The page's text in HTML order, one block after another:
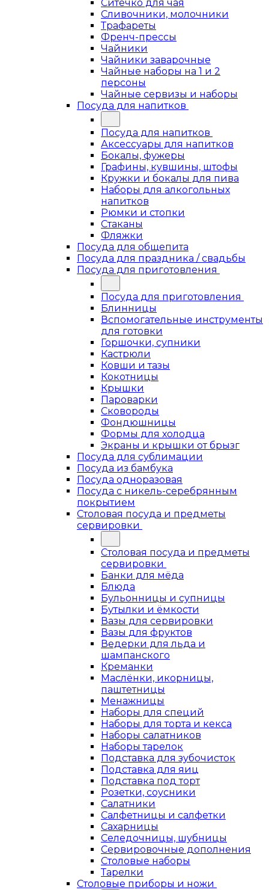
Ситечко для чая
Сливочники, молочники
Трафареты
Френч-прессы
Чайники
Чайники заварочные
Чайные наборы на 1 и 2
персоны
Чайные сервизы и наборы
Посуда для напитков
Посуда для напитков
Аксессуары для напитков
Бокалы, фужеры
Графины, кувшины, штофы
Кружки и бокалы для пива
Наборы для алкогольных
напитков
Рюмки и стопки
Стаканы
Фляжки
Посуда для общепита
Посуда для праздника / свадьбы
Посуда для приготовления
Посуда для приготовления
Блинницы
Вспомогательные инструменты
для готовки
Горшочки, супники
Кастрюли
Ковши и тазы
Кокотницы
Крышки
Пароварки
Сковороды
Фондюшницы
Формы для холодца
Экраны и крышки от брызг
Посуда для сублимации
Посуда из бамбука
Посуда одноразовая
Посуда с никель-серебрянным
покрытием
Столовая посуда и предметы
сервировки
Столовая посуда и предметы
сервировки
Банки для мёда
Блюда
Бульонницы и супницы
Бутылки и ёмкости
Вазы для сервировки
Вазы для фруктов
Ведерки для льда и
шампанского
Креманки
Маслёнки, икорницы,
паштетницы
Менажницы
Наборы для специй
Наборы для торта и кекса
Наборы салатников
Наборы тарелок
Подставка для зубочисток
Подставка для яиц
Подставка под торт
Розетки, соусники
Салатники
Салфетницы и салфетки
Сахарницы
Селедочницы, шубницы
Сервировочные дополнения
Столовые наборы
Тарелки
Столовые приборы и ножи